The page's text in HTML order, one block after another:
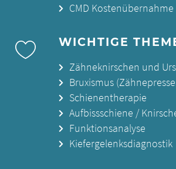
CMD Kostenübernahme
WICHTIGE
Zähneknirschen und
Bruxismus
Schienentherapie
Aufbissschiene /
Funktionsanalyse
Kiefergelenksdiagnostik